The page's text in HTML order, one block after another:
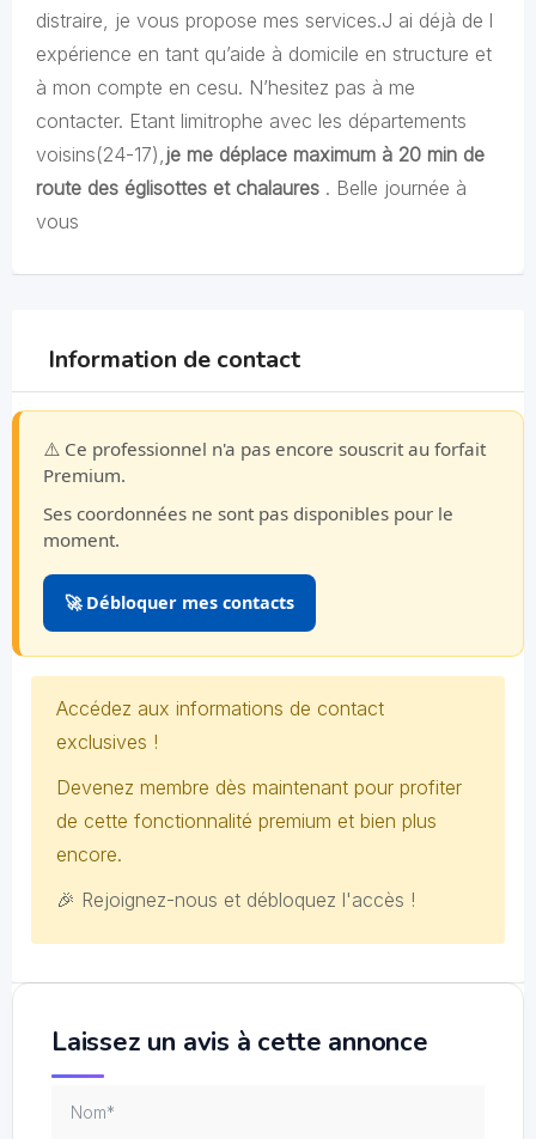
distraire, je vous propose mes services.J ai déjà de l
expérience en tant qu’aide à domicile en structure et
à mon compte en cesu. N’hesitez pas à me
contacter. Etant limitrophe avec les départements
voisins(24-17), je me déplace maximum à 20 min de
route des églisottes et chalaures . Belle journée à
vous
Information de contact
⚠️ Ce professionnel n'a pas encore souscrit au forfait
Premium.
Ses coordonnées ne sont pas disponibles pour le
moment.
🚀 Débloquer mes contacts
Accédez aux informations de contact
exclusives !
Devenez membre dès maintenant pour profiter
de cette fonctionnalité premium et bien plus
encore.
🎉 Rejoignez-nous et débloquez l'accès !
Laissez un avis à cette annonce